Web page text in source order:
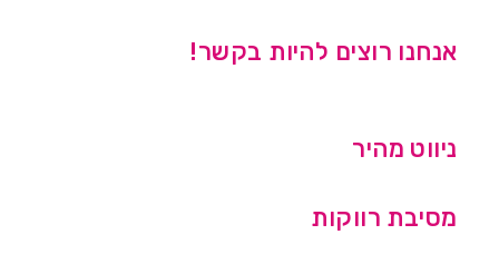
אנחנו רוצים להיות בקשר!
ניווט מהיר
מסיבת רווקות